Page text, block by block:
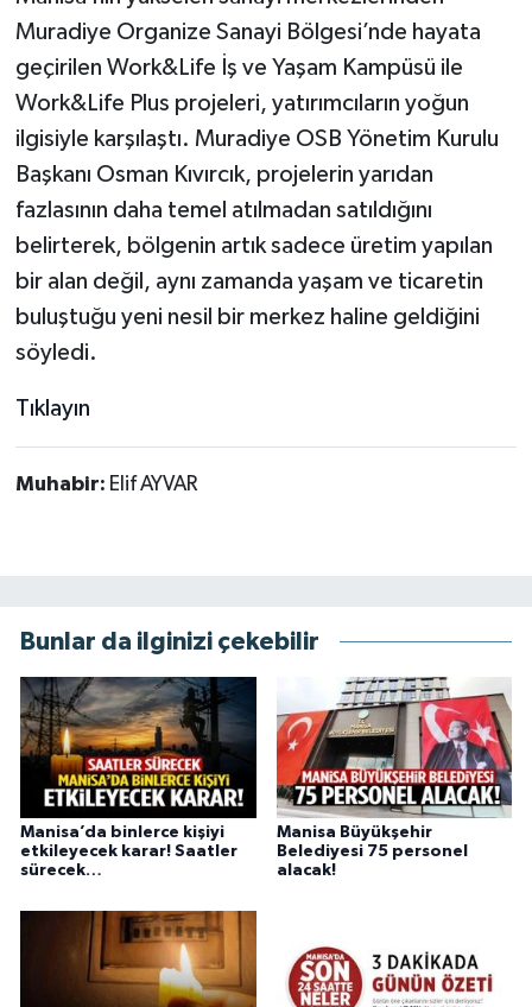
Muradiye Organize Sanayi Bölgesi’nde hayata
geçirilen Work&Life İş ve Yaşam Kampüsü ile
Work&Life Plus projeleri, yatırımcıların yoğun
ilgisiyle karşılaştı. Muradiye OSB Yönetim Kurulu
Başkanı Osman Kıvırcık, projelerin yarıdan
fazlasının daha temel atılmadan satıldığını
belirterek, bölgenin artık sadece üretim yapılan
bir alan değil, aynı zamanda yaşam ve ticaretin
buluştuğu yeni nesil bir merkez haline geldiğini
söyledi.
Tıklayın
Muhabir: Elif AYVAR
Bunlar da ilginizi çekebilir
Manisa’da binlerce kişiyi
etkileyecek karar! Saatler
sürecek…
Manisa Büyükşehir
Belediyesi 75 personel
alacak!